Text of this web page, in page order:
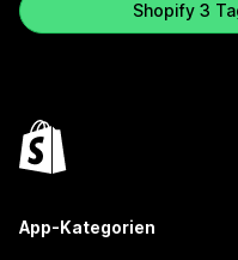
Shopify 3
App-Kategorien